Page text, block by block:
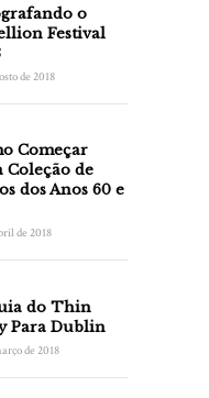
o
Festival
de 2018
Começar
Coleção de
dos Anos 60 e
de 2018
do Thin
Para Dublin
de 2018